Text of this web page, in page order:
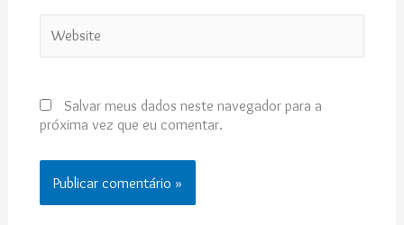
Salvar meus dados neste navegador para a
próxima vez que eu comentar.